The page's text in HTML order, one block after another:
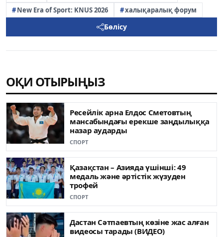
New Era of Sport: KNUS 2026
халықаралық форум
Бөлісу
ОҚИ ОТЫРЫҢЫЗ
Ресейлік арна Елдос Сметовтың
мансабындағы ерекше заңдылыққа
назар аударды
СПОРТ
Қазақстан – Азияда үшінші: 49
медаль жəне əртістік жүзуден
трофей
СПОРТ
Дастан Сәтпаевтың көзіне жас алған
видеосы тарады (ВИДЕО)